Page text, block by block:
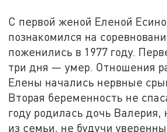
С первой женой Еленой
познакомился на
поженились в 1977 году.
три дня — умер. Отношения
Елены начались нервные
Вторая беременность не
году родилась дочь
из семьи, не будучи